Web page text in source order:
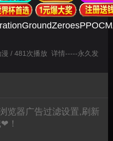
/ 481次播放 详情-----永久发
览器广告过滤设置,刷新
！